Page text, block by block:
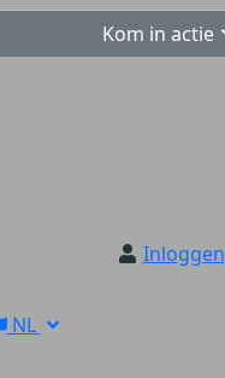
Kom in actie
Inloggen
NL